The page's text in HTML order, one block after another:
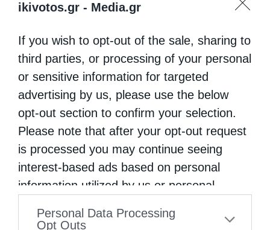
ikivotos.gr - Media.gr
If you wish to opt-out of the sale, sharing to
third parties, or processing of your personal
or sensitive information for targeted
advertising by us, please use the below
opt-out section to confirm your selection.
Please note that after your opt-out request
is processed you may continue seeing
interest-based ads based on personal
information utilized by us or personal
to your opt-out. You may separately opt-out
Personal Data Processing
Opt Outs
Δημητριάδος Ιγνάτιος: «Να φτάσουμε
προετοιμασμένοι στο Πάσχα του...